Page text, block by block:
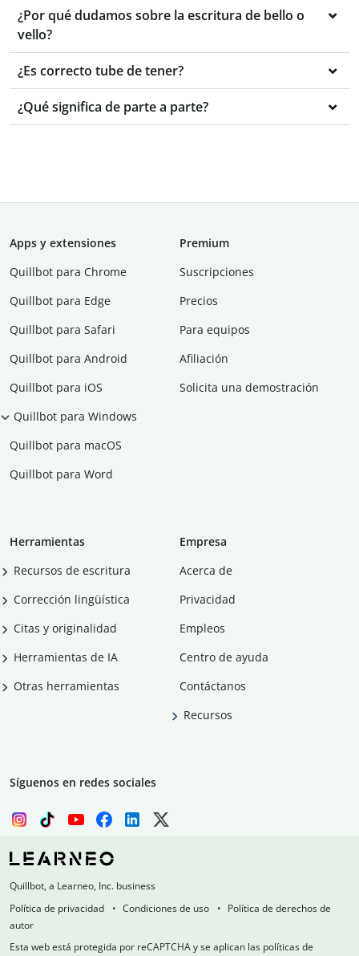
¿Por qué dudamos sobre la escritura de bello o
vello?
¿Es correcto tube de tener?
¿Qué significa de parte a parte?
Apps y extensiones
Quillbot para Chrome
Quillbot para Edge
Quillbot para Safari
Quillbot para Android
Quillbot para iOS
Quillbot para Windows
Quillbot para macOS
Quillbot para Word
Premium
Suscripciones
Precios
Para equipos
Afiliación
Solicita una demostración
Herramientas
Recursos de escritura
Corrección lingüística
Citas y originalidad
Herramientas de IA
Otras herramientas
Empresa
Acerca de
Privacidad
Empleos
Centro de ayuda
Contáctanos
Recursos
Síguenos en redes sociales
Quillbot, a Learneo, Inc. business
Política de privacidad
Condiciones de uso
Política de derechos de
autor
Esta web está protegida por reCAPTCHA y se aplican las políticas de